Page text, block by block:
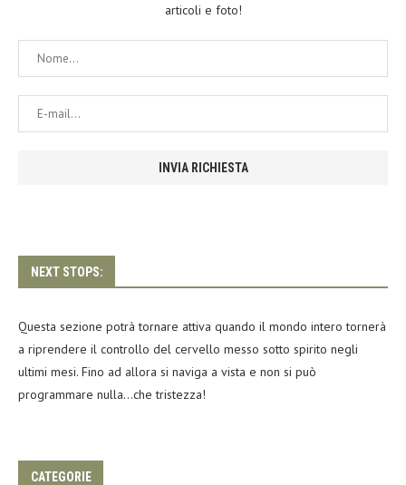
articoli e foto!
NEXT STOPS:
Questa sezione potrà tornare attiva quando il mondo intero tornerà
a riprendere il controllo del cervello messo sotto spirito negli
ultimi mesi. Fino ad allora si naviga a vista e non si può
programmare nulla…che tristezza!
CATEGORIE